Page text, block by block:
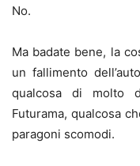
No.
Ma badate bene, la
un fallimento
qualcosa di molto
Futurama, qualcosa
paragoni scomodi.